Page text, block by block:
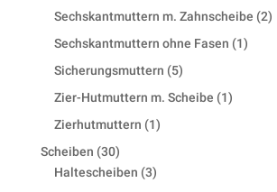
product
Sechskantmuttern m. Zahnscheibe 22
Sechskantmuttern ohne Fasen 11
Sicherungsmuttern 55
products
Zier-Hutmuttern m. Scheibe 11
Zierhutmuttern 11
Scheiben 3030
products
Haltescheiben 33